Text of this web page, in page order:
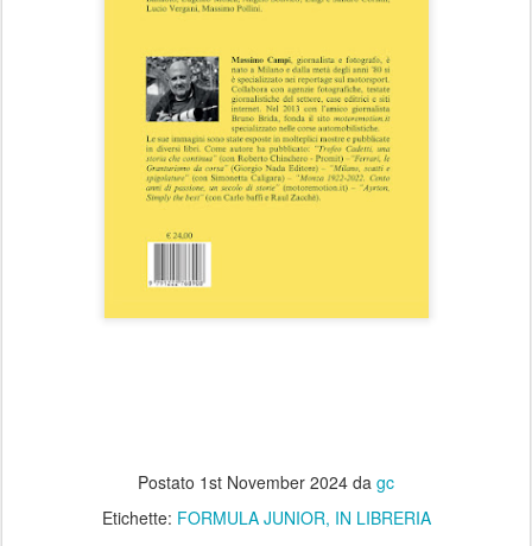
Postato 1st November 2024 da gc
Etichette: FORMULA JUNIOR IN LIBRERIA